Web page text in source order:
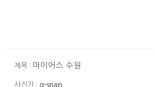
제목 : 마이어스 수원
사진가 : g-snap